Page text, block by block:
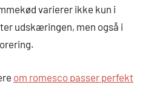
varierer ikke kun i
udskæringen, men også i
om romesco passer perfekt